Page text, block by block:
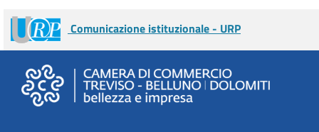
Comunicazione istituzionale - URP